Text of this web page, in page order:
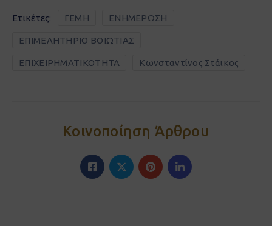
Ετικέτες: ΓΕΜΗ ΕΝΗΜΕΡΩΣΗ
ΕΠΙΜΕΛΗΤΗΡΙΟ ΒΟΙΩΤΙΑΣ
ΕΠΙΧΕΙΡΗΜΑΤΙΚΟΤΗΤΑ Κωνσταντίνος Στάικος
Κοινοποίηση Άρθρου